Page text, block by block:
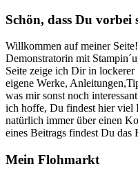
Schön, dass Du vorbei
Willkommen auf meiner
Demonstratorin mit
Seite zeige ich Dir in
eigene Werke,
was mir sonst noch
ich hoffe, Du findest hier viel
natürlich immer über einen
eines Beitrags findest Du das
Mein Flohmarkt